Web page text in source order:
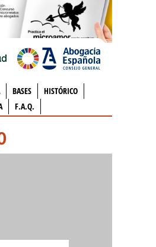
BASES
HISTÓRICO
F.A.Q.